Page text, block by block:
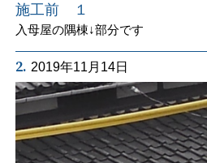
施工前 １
入母屋の隅棟↓部分です
2. 2019年11月14日